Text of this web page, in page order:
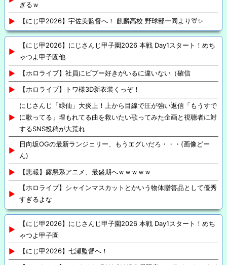
ぎるｗ
【にじ甲2026】宇佐美監督へ！ 麒麟高校 野球部一同より🦒✨
【にじ甲2026】にじさんじ甲子園2026 本戦 Day1スタート！めち
ゃつよ甲子園他
【ホロライブ】社員にビブー好きがいるに違いない（確信
【ホロライブ】トワ様3D新衣装くっぞ！
にじさんじ「緑仙」大炎上！上から目線で圧が強い返信「もうすで
に歌ってる」埋もれてる曲を救いたい歌ってみた企画と視聴者に対
するSNS投稿が大荒れ
日向坂OGの最新ランジェリー、もうエグいだろ・・・(画像どー
ん)
【悲報】露悪系アニメ、最盛期へｗｗｗｗｗ
【ホロライブ】シャインマスカットとかいう物体贈答品として優秀
すぎるよな
【にじ甲2026】にじさんじ甲子園2026 本戦 Day1スタート！めち
ゃつよ甲子園
【にじ甲2026】七瀬監督へ！